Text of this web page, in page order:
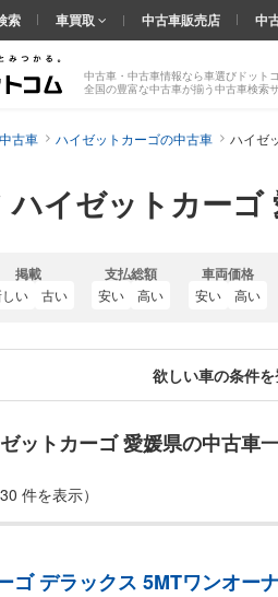
ハイゼットカーゴ
中古車・中古車情報なら車選びドット
全国の豊富な中古車が揃う中古車検索
索 車買取 中古車販売店 中
古車 ハイゼットカーゴの中古車 ハイゼ
掲載
い 古い
支払総額
安い 高い
車両価格
安い 高い
欲しい車の条件
ットカーゴ 愛媛県の中古車
件を表示）
ゴ デラックス 5MTワンオー